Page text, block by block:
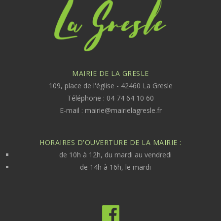
MAIRIE DE LA GRESLE
109, place de l'église - 42460 La Gresle
Téléphone : 04 74 64 10 60
E-mail : mairie@mairielagresle.fr
HORAIRES D'OUVERTURE DE LA MAIRIE :
de 10h à 12h, du mardi au vendredi
de 14h à 16h, le mardi